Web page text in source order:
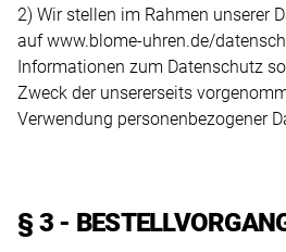
wir
freuen
uns
auf
2) Wir stellen im Rahmen unserer
auf www.blome-uhren.de/
Informationen zum Datenschutz
Zweck der unsererseits
Verwendung personenbezogener
§ 3 -